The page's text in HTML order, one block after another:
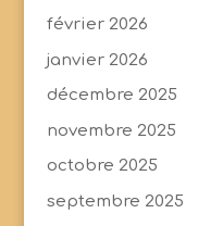
février 2026
janvier 2026
décembre 2025
novembre 2025
octobre 2025
septembre 2025